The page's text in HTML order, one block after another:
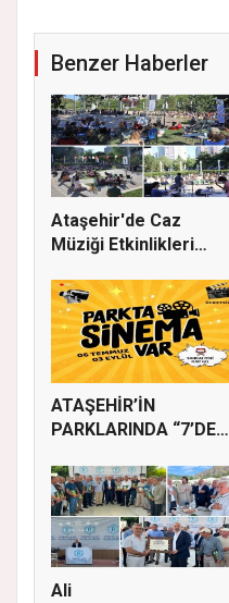
Benzer Haberler
Ataşehir'de Caz
Müziği Etkinlikleri
ATAŞEHİR’İN
PARKLARINDA “7’DEN
Ali